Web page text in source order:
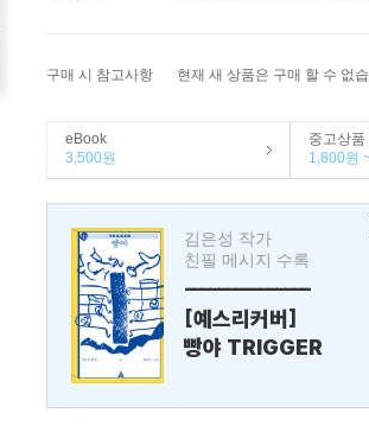
구매 시 참고사항 현재 새 상품은 구매 할 수 없
eBook
3,500원
중고상품
1,800원
김은성 작가
친필 메시지 수록
---------------
[예스리커버]
빵야 TRIGGER